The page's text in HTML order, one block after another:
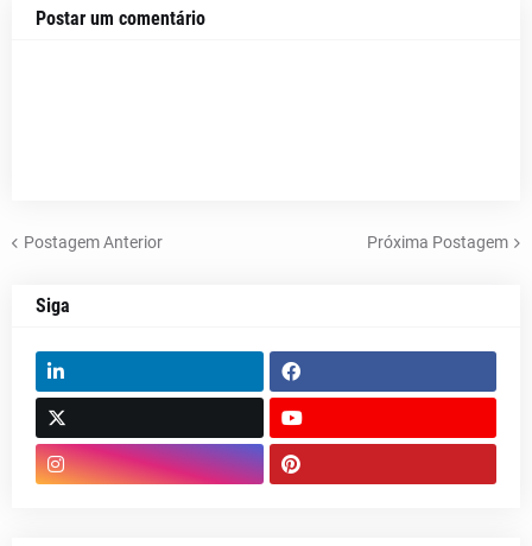
Postar um comentário
Postagem Anterior Próxima Postagem
Siga